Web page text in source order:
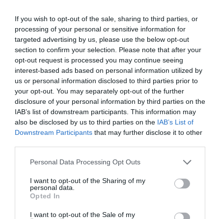
If you wish to opt-out of the sale, sharing to third parties, or
processing of your personal or sensitive information for
targeted advertising by us, please use the below opt-out
section to confirm your selection. Please note that after your
opt-out request is processed you may continue seeing
interest-based ads based on personal information utilized by
us or personal information disclosed to third parties prior to
your opt-out. You may separately opt-out of the further
disclosure of your personal information by third parties on the
IAB’s list of downstream participants. This information may
also be disclosed by us to third parties on the IAB’s List of
Downstream Participants that may further disclose it to other
Personal Data Processing Opt Outs
I want to opt-out of the Sharing of my
personal data.
Opted In
I want to opt-out of the Sale of my
Δημοφιλή Άρθρα
O «Οιδίποδας» του
Ρόμπερτ Άικ ξανά
στη Στέγη – Με τους
Νίκο Κουρή & Μαρία
Θεοδώρα,
Αυτοκράτειρα του
Βυζαντίου: Η νέα
ελληνική όπερα του
στο θέατρο
Ολύμπια